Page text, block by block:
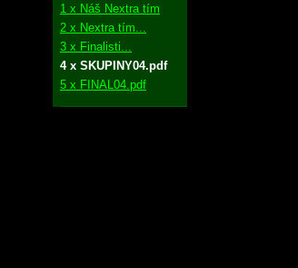
1 x Náš Nextra tím
2 x Nextra tím...
3 x Finalisti...
4 x SKUPINY04.pdf
5 x FINAL04.pdf